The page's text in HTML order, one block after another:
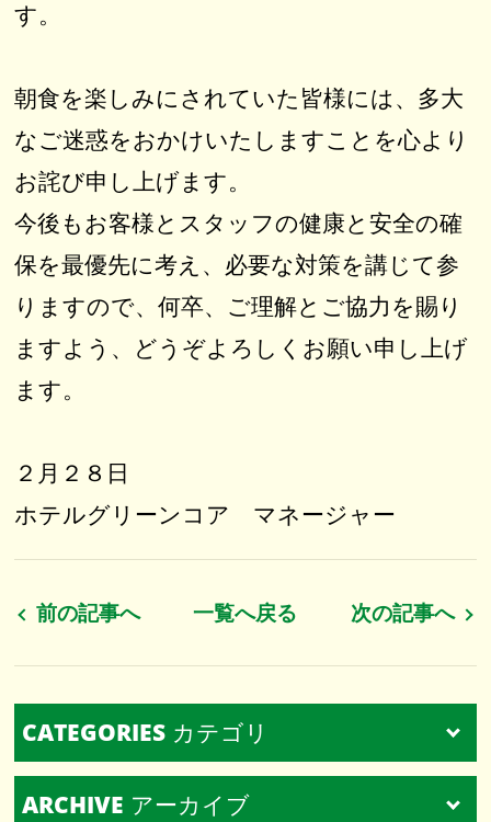
す。
朝食を楽しみにされていた皆様には、多大
なご迷惑をおかけいたしますことを心より
お詫び申し上げます。
今後もお客様とスタッフの健康と安全の確
保を最優先に考え、必要な対策を講じて参
りますので、何卒、ご理解とご協力を賜り
ますよう、どうぞよろしくお願い申し上げ
ます。
２月２８日
ホテルグリーンコア マネージャー
前の記事へ 一覧へ戻る 次の記事へ
CATEGORIES カテゴリ
すべて
ARCHIVE アーカイブ